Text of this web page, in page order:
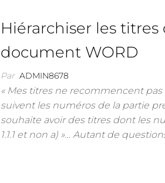
Hiérarchiser les titres
document WORD
Par ADMIN8678
« Mes titres ne recommencent pas
suivent les numéros de la partie
souhaite avoir des titres dont les
1.1.1 et non a) »… Autant de